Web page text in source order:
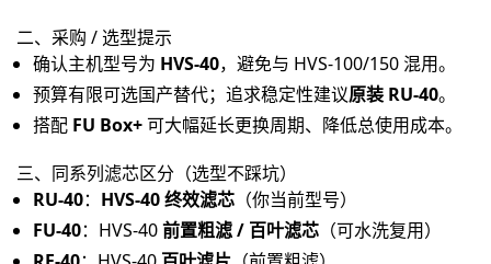
二、采购 / 选型提示
确认主机型号为 HVS-40，避免与 HVS-100/150 混用。
预算有限可选国产替代；追求稳定性建议原装 RU-40。
搭配 FU Box+ 可大幅延长更换周期、降低总使用成本。
三、同系列滤芯区分（选型不踩坑）
RU-40： HVS-40 终效滤芯 （你当前型号）
FU-40：HVS-40 前置粗滤 / 百叶滤芯 （可水洗复用）